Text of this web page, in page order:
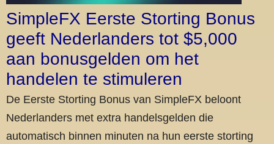
SimpleFX Eerste Storting Bonus
geeft Nederlanders tot $5,000
aan bonusgelden om het
handelen te stimuleren
De Eerste Storting Bonus van SimpleFX beloont
Nederlanders met extra handelsgelden die
automatisch binnen minuten na hun eerste storting